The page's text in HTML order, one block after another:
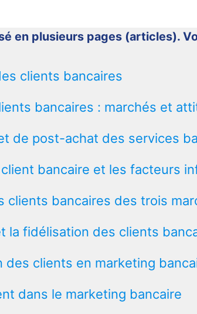
en plusieurs pages (articles).
clients bancaires
bancaires : marchés et
de post-achat des services
bancaire et les facteurs
clients bancaires des trois
la fidélisation des clients
des clients en marketing
dans le marketing bancaire